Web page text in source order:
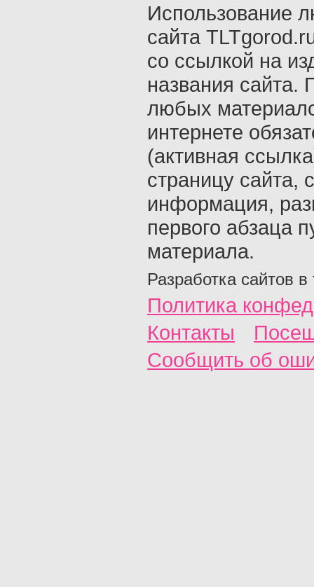
Использование
сайта
со ссылкой на
названия сайта.
любых
интернете
(активная
страницу сайта,
информация,
первого абзаца
материала.
Разработка сайтов в
Политика
Контакты
Сообщить об